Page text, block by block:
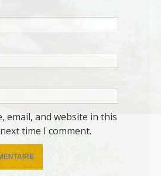
email, and website in this
time I comment.